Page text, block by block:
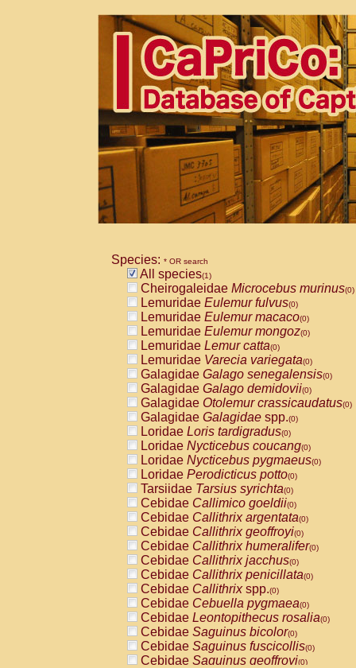
Species: * OR search
All species(1)
Cheirogaleidae Microcebus murinus(0)
Lemuridae Eulemur fulvus(0)
Lemuridae Eulemur macaco(0)
Lemuridae Eulemur mongoz(0)
Lemuridae Lemur catta(0)
Lemuridae Varecia variegata(0)
Galagidae Galago senegalensis(0)
Galagidae Galago demidovii(0)
Galagidae Otolemur crassicaudatus(0)
Galagidae Galagidae spp.(0)
Loridae Loris tardigradus(0)
Loridae Nycticebus coucang(0)
Loridae Nycticebus pygmaeus(0)
Loridae Perodicticus potto(0)
Tarsiidae Tarsius syrichta(0)
Cebidae Callimico goeldii(0)
Cebidae Callithrix argentata(0)
Cebidae Callithrix geoffroyi(0)
Cebidae Callithrix humeralifer(0)
Cebidae Callithrix jacchus(0)
Cebidae Callithrix penicillata(0)
Cebidae Callithrixspp.(0)
Cebidae Cebuella pygmaea(0)
Cebidae Leontopithecus rosalia(0)
Cebidae Saguinus bicolor(0)
Cebidae Saguinus fuscicollis(0)
Cebidae Saguinus geoffroyi(0)